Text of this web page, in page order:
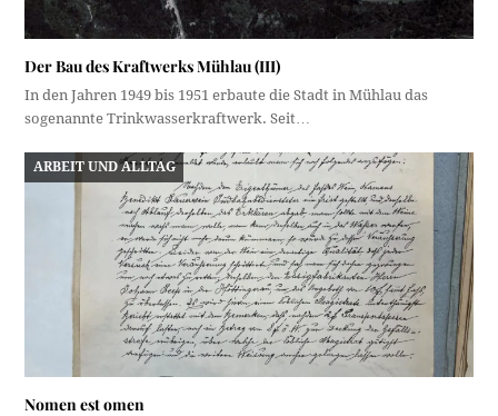
Der Bau des Kraftwerks Mühlau (III)
In den Jahren 1949 bis 1951 erbaute die Stadt in Mühlau das
sogenannte Trinkwasserkraftwerk. Seit…
ARBEIT UND ALLTAG
Nomen est omen